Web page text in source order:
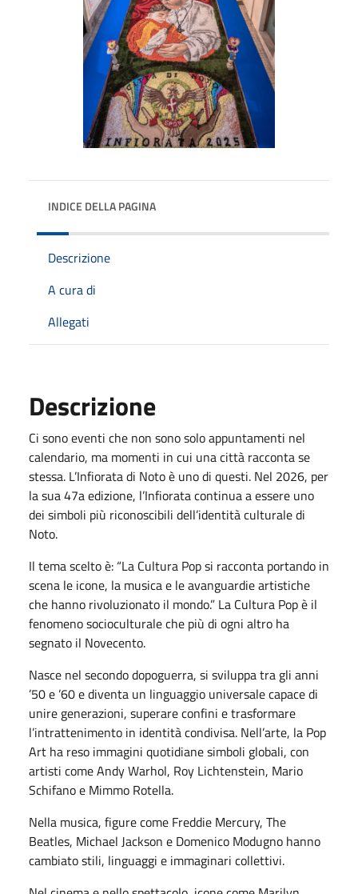
INDICE DELLA PAGINA
Descrizione
A cura di
Allegati
Descrizione
Ci sono eventi che non sono solo appuntamenti nel
calendario, ma momenti in cui una città racconta se
stessa. L’Infiorata di Noto è uno di questi. Nel 2026, per
la sua 47a edizione, l’Infiorata continua a essere uno
dei simboli più riconoscibili dell’identità culturale di
Noto.
Il tema scelto è: “La Cultura Pop si racconta portando in
scena le icone, la musica e le avanguardie artistiche
che hanno rivoluzionato il mondo.” La Cultura Pop è il
fenomeno socioculturale che più di ogni altro ha
segnato il Novecento.
Nasce nel secondo dopoguerra, si sviluppa tra gli anni
’50 e ’60 e diventa un linguaggio universale capace di
unire generazioni, superare confini e trasformare
l’intrattenimento in identità condivisa. Nell’arte, la Pop
Art ha reso immagini quotidiane simboli globali, con
artisti come Andy Warhol, Roy Lichtenstein, Mario
Schifano e Mimmo Rotella.
Nella musica, figure come Freddie Mercury, The
Beatles, Michael Jackson e Domenico Modugno hanno
cambiato stili, linguaggi e immaginari collettivi.